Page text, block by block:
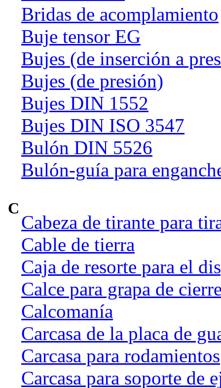
Bridas de acomplamiento
Buje tensor EG
Bujes (de inserción a
Bujes (de presión)
Bujes DIN 1552
Bujes DIN ISO 3547
Bulón DIN 5526
Bulón-guía para
C
Cabeza de tirante para
Cable de tierra
Caja de resorte para el
Calce para grapa de
Calcomanía
Carcasa de la placa de
Carcasa para rodamientos
Carcasa para soporte de